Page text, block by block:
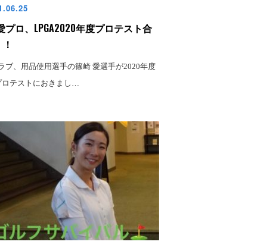
プロ、LPGA2020年度プロテスト合
ブ、用品使用選手の篠崎 愛選手が2020年度
ロテストにおきまし…